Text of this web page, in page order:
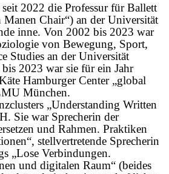
seit 2022 die Professur für Ballett
Manen Chair“) an der Universität
inne. Von 2002 bis 2023 war
von Bewegung, Sport,
Studies an der Universität
2023 war sie für ein Jahr
Hamburger Center „global
München.
„Understanding Written
Sie war Sprecherin der
und Rahmen. Praktiken
stellvertretende Sprecherin
„Lose Verbindungen.
und digitalen Raum“ (beides